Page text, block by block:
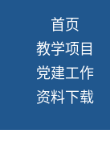
首页
教学项目
党建工作
资料下载